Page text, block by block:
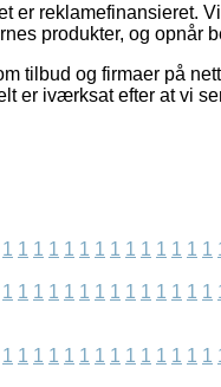
er reklamefinansieret.
produkter, og opnår
tilbud og firmaer på
er iværksat efter at vi
1 1 1 1 1 1 1 1 1 1 1 1 1 1
1 1 1 1 1 1 1 1 1 1 1 1 1 1
1 1 1 1 1 1 1 1 1 1 1 1 1 1